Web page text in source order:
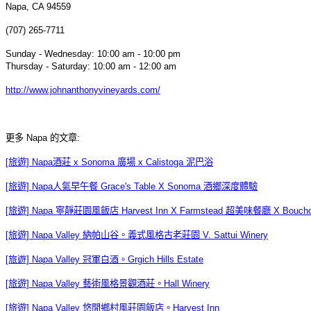
Napa, CA 94559
(707) 265-7711
Sunday - Wednesday: 10:00 am - 10:00 pm
Thursday - Saturday: 10:00 am - 12:00 am
http://www.johnanthonyvineyards.com/
更多 Napa 的文章:
[旅遊] Napa酒莊 x Sonoma 廣場 x Calistoga 泥巴浴
[旅遊] Napa人氣早午餐 Grace's Table X Sonoma 酒鄉深度體驗
[旅遊] Napa 寧靜莊園風飯店 Harvest Inn X Farmstead 超美味餐廳 X
[旅遊] Napa Valley 納帕山谷。義式風格古老莊園 V. Sattui Winery
[旅遊] Napa Valley 冠軍白酒。Grgich Hills Estate
[旅遊] Napa Valley 藝術風格景觀酒莊。Hall Winery
[旅遊] Napa Valley 悠閒鄉村風莊園飯店。Harvest Inn